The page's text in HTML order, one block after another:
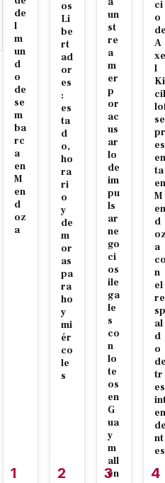
de
l
m
un
d
o
de
se
m
ba
rc
a
en
M
en
d
oz
a
1
os
Li
be
rt
ad
or
es
:
es
ta
d
o,
ho
ra
ri
o
y
de
m
or
as
pa
ra
ho
y
mi
ér
co
le
s
2
un
st
re
a
m
er
p
or
ac
us
ar
lo
de
im
pu
ls
ar
ne
go
ci
os
ile
ga
le
s
co
n
lo
te
os
en
G
ua
y
m
all
én
3
ci
o
de
A
xe
l
Ki
cil
se
pr
es
en
ta
en
M
en
d
oz
a
co
n
el
re
sp
al
d
o
de
tr
es
en
de
nt
es
4